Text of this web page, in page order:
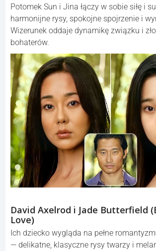
Potomek Sun i Jina łączy w sobie siłę i
harmonijne rysy, spokojne spojrzenie i
Wizerunek oddaje dynamikę związku i
bohaterów.
David Axelrod i Jade Butterfield
Love)
Ich dziecko wygląda na pełne
— delikatne, klasyczne rysy twarzy i